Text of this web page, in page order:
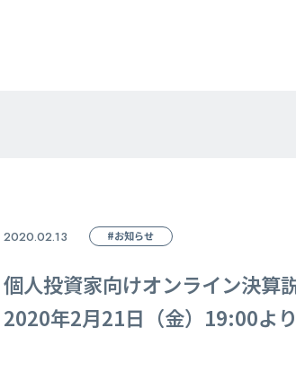
2020.02.13 #お知らせ
個人投資家向けオンライン決算
2020年2月21日（金）19:00よ